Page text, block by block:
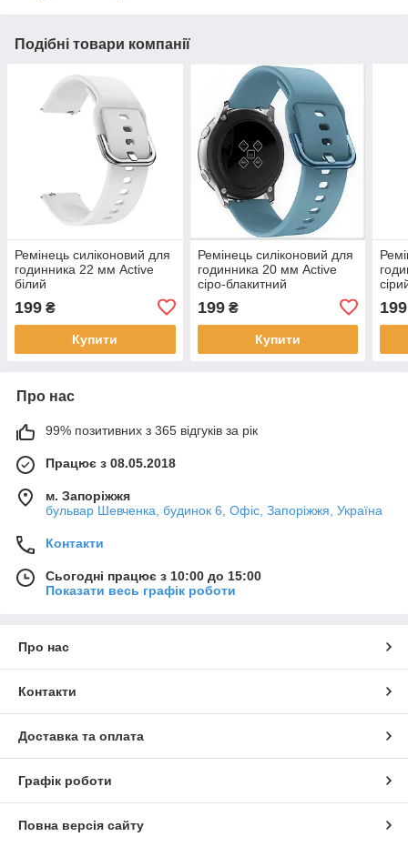
Подібні товари компанії
Ремінець силіконовий для
годинника 22 мм Active
білий
199 ₴
Купити
Ремінець силіконовий для
годинника 20 мм Active
сіро-блакитний
199₴
Купити
199
Про нас
99% позитивних з 365 відгуків за рік
Працює з 08.05.2018
м. Запоріжжя
бульвар Шевченка, будинок 6, Офіс, Запоріжжя, Україна
Контакти
Сьогодні працює з 10:00 до 15:00
Показати весь графік роботи
Про нас
Контакти
Доставка та оплата
Графік роботи
Повна версія сайту